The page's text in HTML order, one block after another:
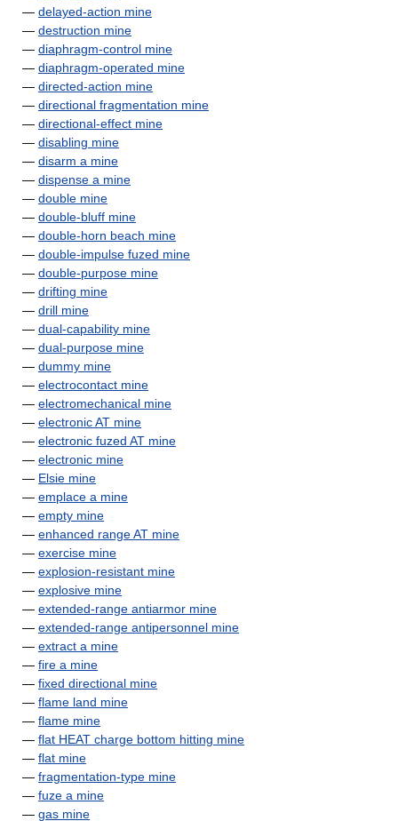
— delayed-action mine
— destruction mine
— diaphragm-control mine
— diaphragm-operated mine
— directed-action mine
— directional fragmentation mine
— directional-effect mine
— disabling mine
— disarm a mine
— dispense a mine
— double mine
— double-bluff mine
— double-horn beach mine
— double-impulse fuzed mine
— double-purpose mine
— drifting mine
— drill mine
— dual-capability mine
— dual-purpose mine
— dummy mine
— electrocontact mine
— electromechanical mine
— electronic AT mine
— electronic fuzed AT mine
— electronic mine
— Elsie mine
— emplace a mine
— empty mine
— enhanced range AT mine
— exercise mine
— explosion-resistant mine
— explosive mine
— extended-range antiarmor mine
— extended-range antipersonnel mine
— extract a mine
— fire a mine
— fixed directional mine
— flame land mine
— flame mine
— flat HEAT charge bottom hitting mine
— flat mine
— fragmentation-type mine
— fuze a mine
— gas mine